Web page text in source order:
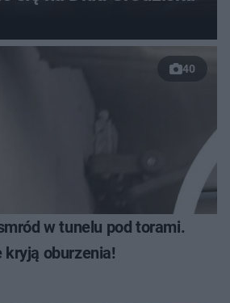
40
w tunelu pod torami.
oburzenia!